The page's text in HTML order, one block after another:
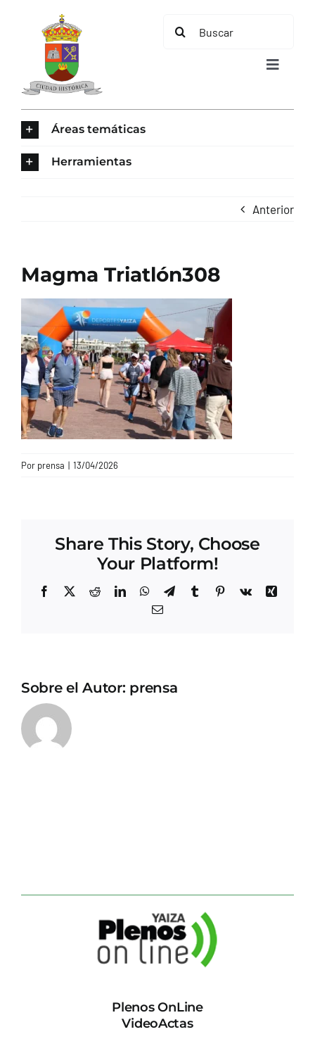
contenido
Buscar:
Toggle
CONTACTO
Áreas temáticas
Herramientas
Anterior
Magma Triatlón308
Por prensa | 13/04/2026
Share This Story, Choose
Your Platform!
Facebook
X RedditLinkedInWhatsApp
TelegramTumblrPinterest
Vk
Xing
Correo
Sobre el Autor: prensa
Plenos OnLine
VideoActas